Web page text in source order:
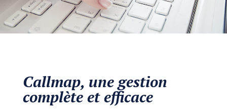
Callmap, une gestion
complète et efficace